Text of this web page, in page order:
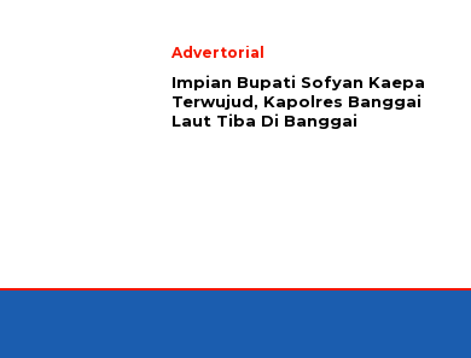
Advertorial
Impian Bupati Sofyan Kaepa
Terwujud, Kapolres Banggai
Laut Tiba Di Banggai